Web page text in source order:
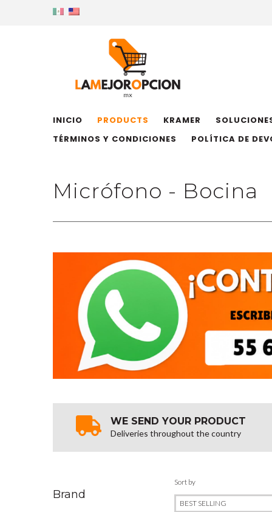
INICIO PRODUCTS KRAMER
TÉRMINOS Y CONDICIONES
POLÍTICA DE
Micrófono - Bocina
WE SEND YOUR PRODUCT
Deliveries throughout the country
Brand
Sort by